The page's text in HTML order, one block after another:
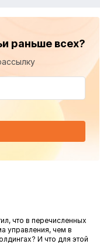
раньше всех?
что в перечисленных
управления, чем в
И что для этой